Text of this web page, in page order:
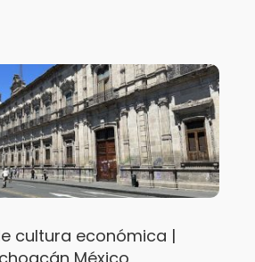
cultura económica |